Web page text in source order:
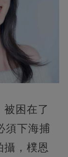
被困在了
須下海捕
攝，樸恩